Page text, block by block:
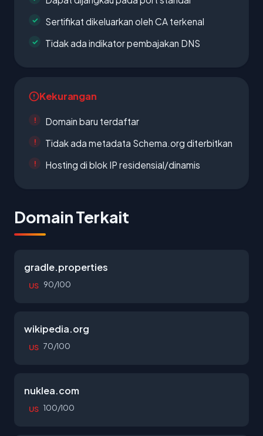
Sertifikat dikeluarkan oleh CA terkenal
Tidak ada indikator pembajakan DNS
Kekurangan
Domain baru terdaftar
Tidak ada metadata Schema.org diterbitkan
Hosting di blok IP residensial/dinamis
Domain Terkait
gradle.properties
US 90/100
wikipedia.org
US 70/100
nuklea.com
US 100/100